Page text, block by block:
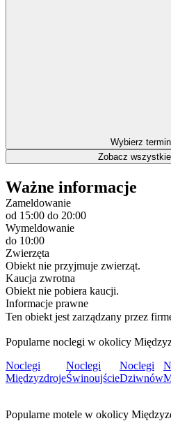
Wybierz
Zobacz
Ważne informacje
Zameldowanie
od 15:00 do 20:00
Wymeldowanie
do 10:00
Zwierzęta
Obiekt nie przyjmuje zwierząt.
Kaucja zwrotna
Obiekt nie pobiera kaucji.
Informacje prawne
Ten obiekt jest zarządzany przez
Popularne noclegi w okolicy
Noclegi
Międzyzdroje
Noclegi
Świnoujście
Noclegi
Dziwnów
Popularne motele w okolicy